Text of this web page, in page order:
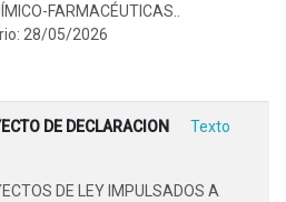
FARMACÉUTICAS..
28/05/2026
DE DECLARACION
Texto
DE LEY IMPULSADOS A